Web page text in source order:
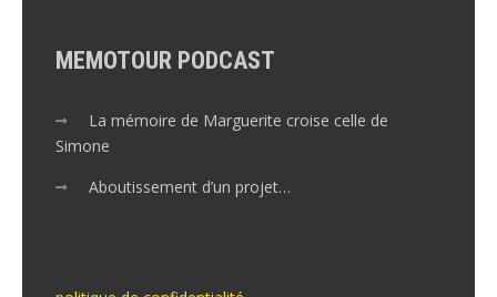
MEMOTOUR PODCAST
La mémoire de Marguerite croise celle de
Simone
Aboutissement d’un projet…